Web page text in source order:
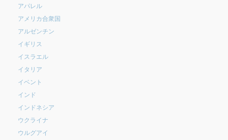
アパレル
アメリカ合衆国
アルゼンチン
イギリス
イスラエル
イタリア
イベント
インド
インドネシア
ウクライナ
ウルグアイ